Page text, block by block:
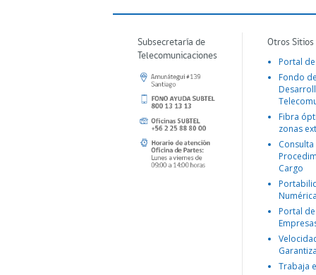
Subsecretaría de
Telecomunicaciones
Otros
Portal
Fondo
Fibra
zonas
Consulta
Cargo
Portal
Trabaja